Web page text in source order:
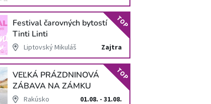
Festival čarovných bytostí
Tinti Linti
Liptovský Mikuláš Zajtra
TOP
VEĽKÁ PRÁZDNINOVÁ
ZÁBAVA NA ZÁMKU
SCHLOSS HOF
Rakúsko 01.08. - 31.08.
TOP